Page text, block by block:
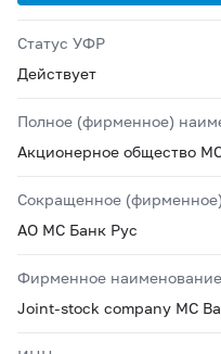
Статус УФР
Действует
Полное (фирменное)
Акционерное общество
Сокращенное
АО МС Банк Рус
Фирменное
Joint-stock company MC